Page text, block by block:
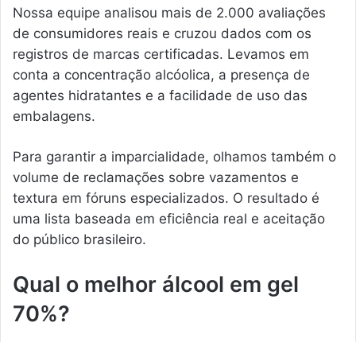
Nossa equipe analisou mais de 2.000 avaliações
de consumidores reais e cruzou dados com os
registros de marcas certificadas. Levamos em
conta a concentração alcóolica, a presença de
agentes hidratantes e a facilidade de uso das
embalagens.
Para garantir a imparcialidade, olhamos também o
volume de reclamações sobre vazamentos e
textura em fóruns especializados. O resultado é
uma lista baseada em eficiência real e aceitação
do público brasileiro.
Qual o melhor álcool em gel
70%?